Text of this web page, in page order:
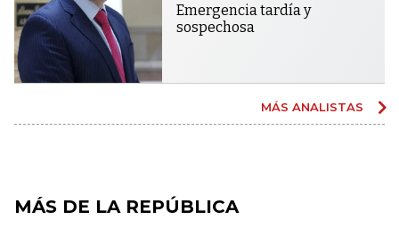
Emergencia tardía y
sospechosa
MÁS ANALISTAS
MÁS DE LA REPÚBLICA